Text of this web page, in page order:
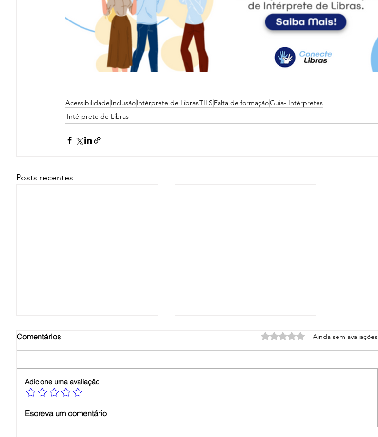
Acessibilidade InclusãoIntérprete de LibrasTILS Falta de formaçãoGuia- Intérpretes
Intérprete de Libras
Posts recentes
Intérprete de Libras:
Comentários Avaliado com 0 de 5 estrelas.
Ainda sem avaliações
Adicione uma avaliação
Escreva um comentário